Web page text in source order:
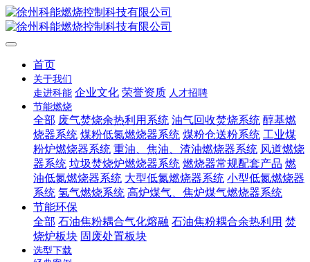
首页
关于我们
走进科能 企业文化 荣誉资质 人才招聘
节能燃烧
全部 废气焚烧余热利用系统 油气回收焚烧系统 醇基燃
烧器系统 煤粉低氮燃烧器系统 煤粉仓送粉系统 工业煤
粉炉燃烧器系统 重油、焦油、渣油燃烧器系统 风道燃烧
器系统 垃圾焚烧炉燃烧器系统 燃烧器常规配套产品 燃
油低氮燃烧器系统 大型低氮燃烧器系统 小型低氮燃烧器
系统 氢气燃烧系统 高炉煤气、焦炉煤气燃烧器系统
节能环保
全部 石油焦粉耦合气化熔融 石油焦粉耦合余热利用 焚
烧炉板块 固废处置板块
选型下载